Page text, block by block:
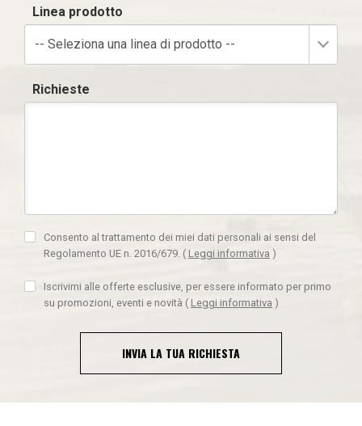
Linea prodotto
-- Seleziona una linea di prodotto --
Richieste
Consento al trattamento dei miei dati personali ai sensi del
Regolamento UE n. 2016/679. ( Leggi informativa )
Iscrivimi alle offerte esclusive, per essere informato per primo
su promozioni, eventi e novità ( Leggi informativa )
INVIA LA TUA RICHIESTA